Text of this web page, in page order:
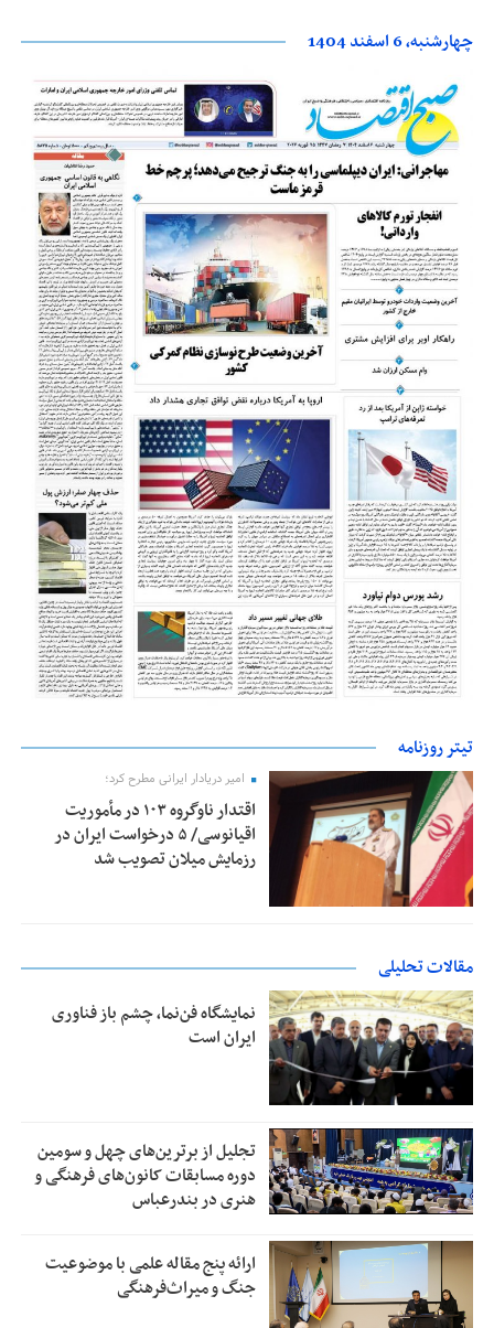
چهارشنبه، 6 اسفند 1404
تیتر روزنامه
امیر دریادار ایرانی مطرح کرد؛
اقتدار ناوگروه ۱۰۳ در مأموریت‌
اقیانوسی/ ۵ درخواست ایران در
رزمایش میلان تصویب شد
مقالات تحلیلی
نمایشگاه فن‌نما، چشم باز فناوری
ایران است
تجلیل از بر‌ترین‌های چهل و سومین
دوره مسابقات کانون‌های فرهنگی و
هنری در بندرعباس
ارائه پنج مقاله علمی با موضوعیت
جنگ و میراث‌فرهنگی